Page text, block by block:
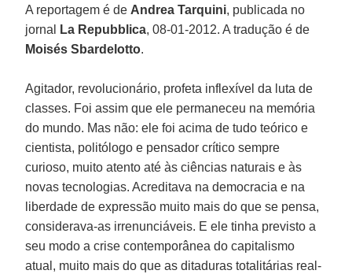
A reportagem é de Andrea Tarquini, publicada no
jornal
La Repubblica, 08-01-2012. A tradução é de
Moisés Sbardelotto.
Agitador, revolucionário, profeta inflexível da luta de
classes. Foi assim que ele permaneceu na memória
do mundo. Mas não: ele foi acima de tudo teórico e
cientista, politólogo e pensador crítico sempre
curioso, muito atento até às ciências naturais e às
novas tecnologias. Acreditava na democracia e na
liberdade de expressão muito mais do que se pensa,
considerava-as irrenunciáveis. E ele tinha previsto a
seu modo a crise contemporânea do capitalismo
atual, muito mais do que as ditaduras totalitárias real-